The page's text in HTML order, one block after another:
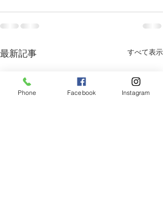
最新記事 すべて表示
Phone Facebook Instagram